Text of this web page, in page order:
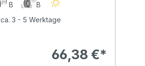
B
B
ca. 3 - 5 Werktage
66,38 €*